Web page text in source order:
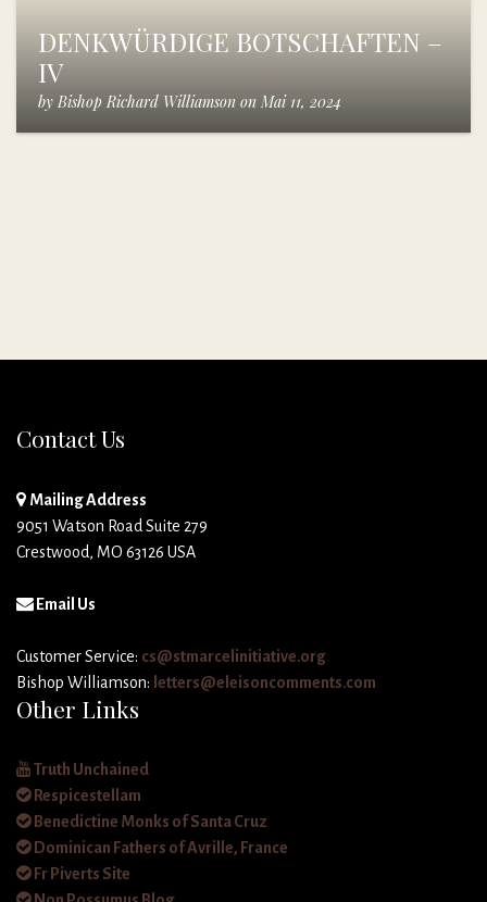
DENKWÜRDIGE BOTSCHAFTEN –
IV
by Bishop Richard Williamson on Mai 11, 2024
Contact Us
Mailing Address
9051 Watson Road Suite 279
Crestwood, MO 63126 USA
Email Us
Customer Service: cs@stmarcelinitiative.org
Bishop Williamson: letters@eleisoncomments.com
Other Links
Truth Unchained
Respicestellam
Benedictine Monks of Santa Cruz
Dominican Fathers of Avrille, France
Fr Piverts Site